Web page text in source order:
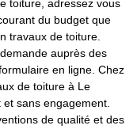
toiture, adressez vous
du budget que
travaux de toiture.
auprès des
en ligne. Chez
de toiture à Le
sans engagement.
de qualité et des